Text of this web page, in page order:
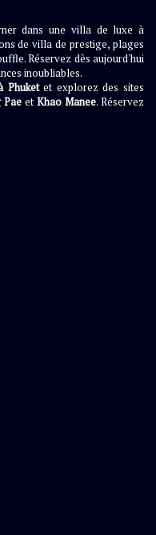
dans une villa de luxe à
de villa de prestige, plages
Réservez dès aujourd'hui
inoubliables.
Phuketet explorez des sites
Pae et Khao Manee. Réservez